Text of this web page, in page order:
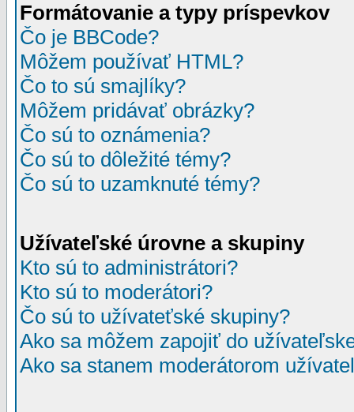
Formátovanie a typy príspevkov
Čo je BBCode?
Môžem používať HTML?
Čo to sú smajlíky?
Môžem pridávať obrázky?
Čo sú to oznámenia?
Čo sú to dôležité témy?
Čo sú to uzamknuté témy?
Užívateľské úrovne a skupiny
Kto sú to administrátori?
Kto sú to moderátori?
Čo sú to užívateťské skupiny?
Ako sa môžem zapojiť do
Ako sa stanem moderátorom